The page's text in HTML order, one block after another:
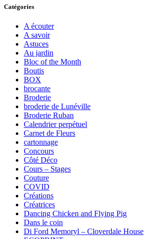
Catégories
A écouter
A savoir
Astuces
Au jardin
Bloc of the Month
Boutis
BOX
brocante
Broderie
broderie de Lunéville
Broderie Ruban
Calendrier perpétuel
Carnet de Fleurs
cartonnage
Concours
Côté Déco
Cours – Stages
Couture
COVID
Créations
Créatrices
Dancing Chicken and Flying Pig
Dans le coin
Di Ford Memoryl – Cloverdale House